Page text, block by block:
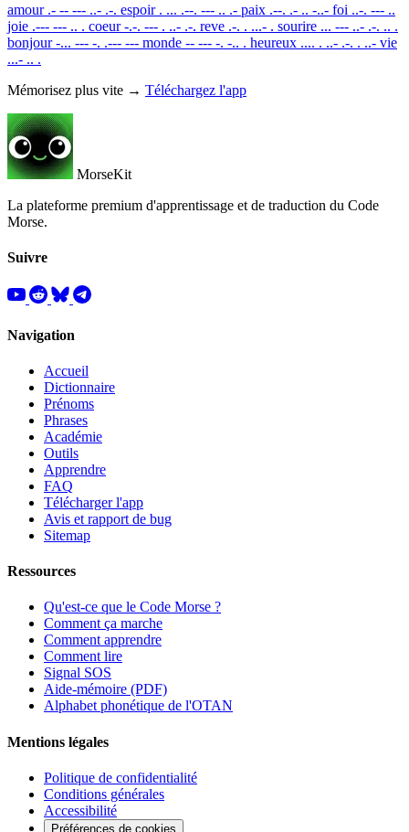
amour .- -- --- ..- .-. espoir . ... .--. --- .. .- paix .--. .- .. -..- foi ..-. --- ..
joie .--- --- .. . coeur -.-. --- . ..- .-. reve .-. . ...- . sourire ... --- ..- .-. .. .
bonjour -... --- -. .--- --- monde -- --- -. -.. . heureux .... . ..- .-. . ..- vie
...- .. .
Mémorisez plus vite → Téléchargez l'app
MorseKit
La plateforme premium d'apprentissage et de traduction du Code
Morse.
Suivre
Navigation
Accueil
Dictionnaire
Prénoms
Phrases
Académie
Outils
Apprendre
FAQ
Télécharger l'app
Avis et rapport de bug
Sitemap
Ressources
Qu'est-ce que le Code Morse ?
Comment ça marche
Comment apprendre
Comment lire
Signal SOS
Aide-mémoire (PDF)
Alphabet phonétique de l'OTAN
Mentions légales
Politique de confidentialité
Conditions générales
Accessibilité
Préférences de cookies